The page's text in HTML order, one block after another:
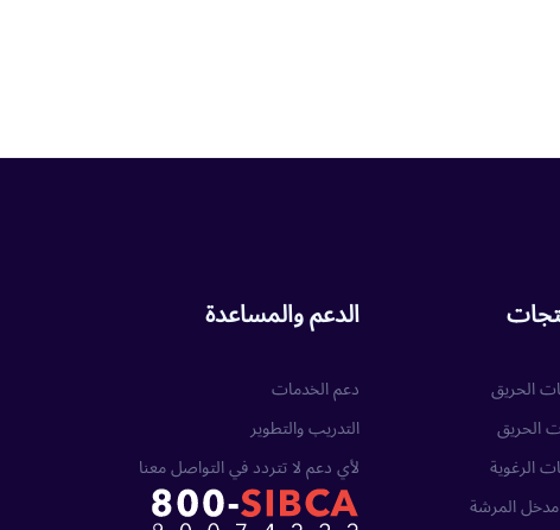
الحريق
الحريق
الرغوية
المرشة
الدعم والمساعدة
دعم الخدمات
التدريب والتطوير
لأي دعم لا تتردد في التواصل معنا